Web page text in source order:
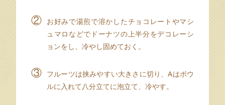
② お好みで湯煎で溶かしたチョコレートやマシ
ュマロなどでドーナツの上半分をデコレーシ
ョンをし、冷やし固めておく。
③ フルーツは挟みやすい大きさに切り、Aはボウ
ルに入れて八分立てに泡立て、冷やす。